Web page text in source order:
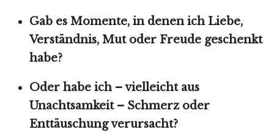
Gab es Momente, in denen ich Liebe,
Verständnis, Mut oder Freude geschenkt
habe?
Oder habe ich – vielleicht aus
Unachtsamkeit – Schmerz oder
Enttäuschung verursacht?